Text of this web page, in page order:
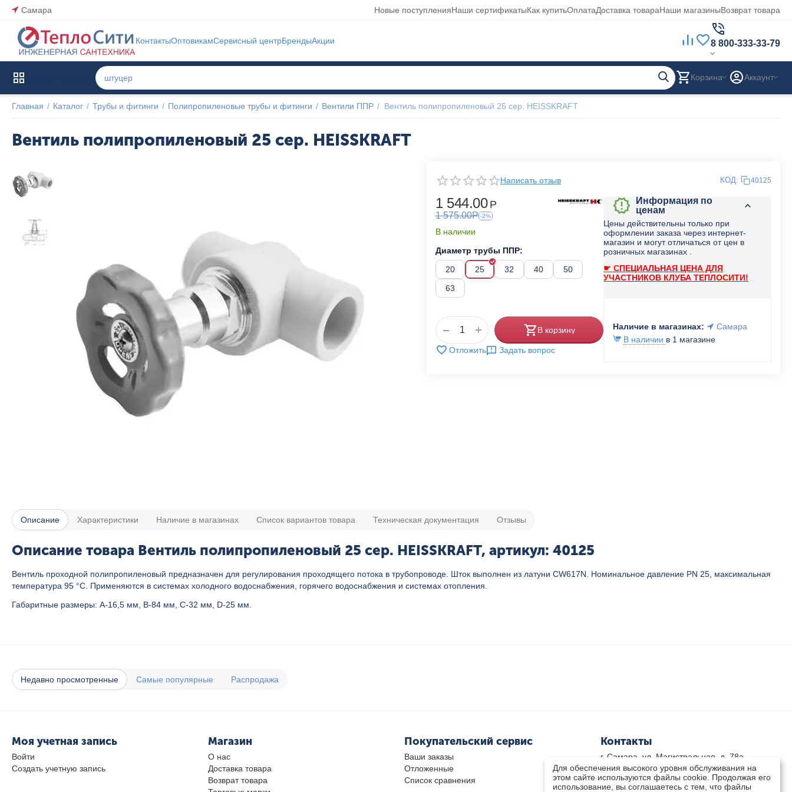
Самара Новые поступленияНаши сертификатыКак купитьОплатаДоставка товараНаши магазиныВозврат товара
КонтактыОптовикамСервисный центрБрендыАкции 8 800-333-33-79
Корзина Аккаунт
Главная / Каталог / Трубы и фитинги / Полипропиленовые трубы и фитинги / Вентили ППР / Вентиль полипропиленовый 25 сер. HEISSKRAFT
Вентиль полипропиленовый 25 сер. HEISSKRAFT
Популярный
Написать отзыв КОД: 40125
1 544.00 Р
1 575.00Р -2%
В наличии
Диаметр трубы ППР:
20
25 32 40
50
63
+
− В корзину
Отложить Задать вопрос
Информация по
ценам
Цены действительны только при
оформлении заказа через интернет-
магазин и могут отличаться от цен в
розничных магазинах .
☛ СПЕЦИАЛЬНАЯ ЦЕНА ДЛЯ
УЧАСТНИКОВ КЛУБА ТЕПЛОСИТИ!
Наличие в магазинах:
Самара
В наличии в 1 магазине
Описание Характеристики Наличие в магазинах Список вариантов товара Техническая документация Отзывы
Описание товара Вентиль полипропиленовый 25 сер. HEISSKRAFT, артикул: 40125
Вентиль проходной полипропиленовый предназначен для регулирования проходящего потока в трубопроводе. Шток выполнен из латуни CW617N. Номинальное давление PN 25, максимальная
температура 95 °C. Применяются в системах холодного водоснабжения, горячего водоснабжения и системах отопления.
Габаритные размеры: A-16,5 мм, B-84 мм, C-32 мм, D-25 мм.
Недавно просмотренные Самые популярные Распродажа
Моя учетная запись
Войти
Создать учетную запись
Магазин
О нас
Доставка товара
Возврат товара
Покупательский сервис
Ваши заказы
Отложенные
Список сравнения
Контакты
г. Самара, ул. Магистральная, д. 78а
8 800-333-33-79(звонок бесплатный)
8(846)-211-03-15
Для обеспечения высокого уровня обслуживания на
этом сайте используются файлы cookie. Продолжая его
использование, вы соглашаетесь с тем, что файлы